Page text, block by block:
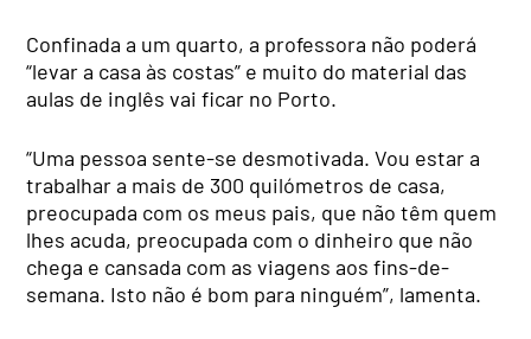
Confinada a um quarto, a professora não poderá
“levar a casa às costas” e muito do material das
aulas de inglês vai ficar no Porto.
“Uma pessoa sente-se desmotivada. Vou estar a
trabalhar a mais de 300 quilómetros de casa,
preocupada com os meus pais, que não têm quem
lhes acuda, preocupada com o dinheiro que não
chega e cansada com as viagens aos fins-de-
semana. Isto não é bom para ninguém”, lamenta.